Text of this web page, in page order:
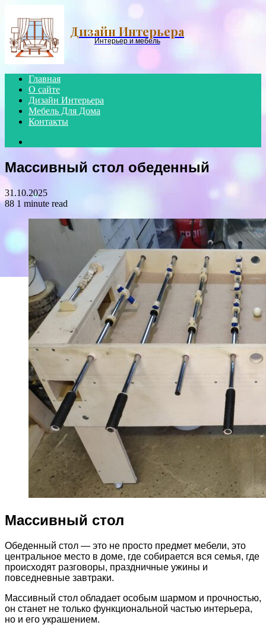
Дизайн Интерьера
Интерьер и мебель
Главная
О сайте
Дизайн Интерьера
Мебель Для Дома
Контакты
Массивный стол обеденный
31.10.2025
88 1 minute read
Массивный стол
Обеденный стол — это не просто предмет мебели, это
центральное место в доме, где собирается вся семья, где
происходят разговоры, праздничные ужины и
повседневные завтраки.
Массивный стол обладает особым шармом и прочностью,
он станет не только функциональной частью интерьера,
но и его украшением.